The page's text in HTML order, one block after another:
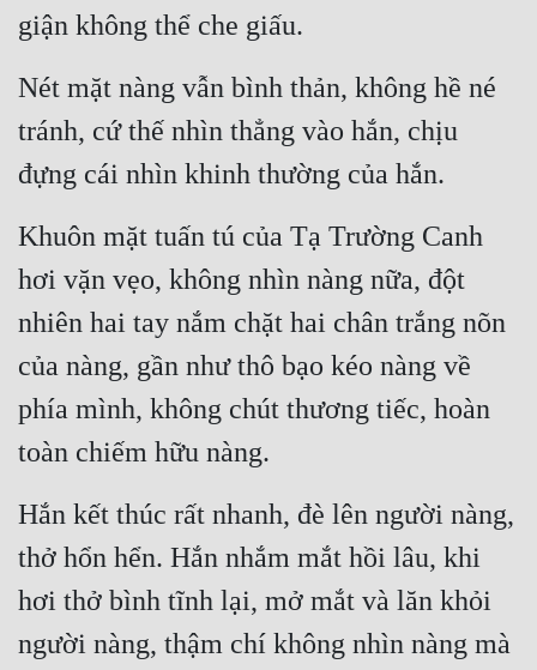
giận không thể che giấu.
Nét mặt nàng vẫn bình thản, không hề né
tránh, cứ thế nhìn thẳng vào hắn, chịu
đựng cái nhìn khinh thường của hắn.
Khuôn mặt tuấn tú của Tạ Trường Canh
hơi vặn vẹo, không nhìn nàng nữa, đột
nhiên hai tay nắm chặt hai chân trắng nõn
của nàng, gần như thô bạo kéo nàng về
phía mình, không chút thương tiếc, hoàn
toàn chiếm hữu nàng.
Hắn kết thúc rất nhanh, đè lên người nàng,
thở hổn hển. Hắn nhắm mắt hồi lâu, khi
hơi thở bình tĩnh lại, mở mắt và lăn khỏi
người nàng, thậm chí không nhìn nàng mà